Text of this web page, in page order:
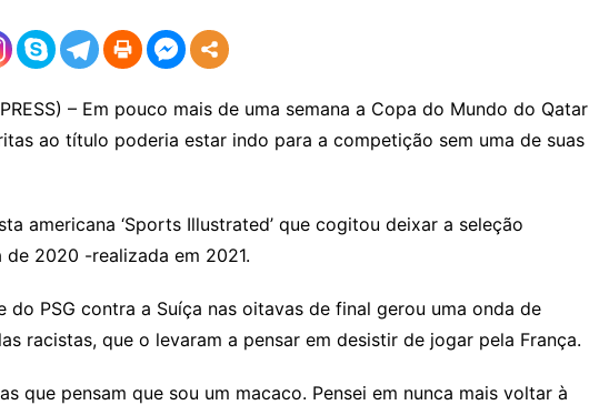
– Em pouco mais de uma semana a Copa do Mundo do Qatar
ao título poderia estar indo para a competição sem uma de suas
americana ‘Sports Illustrated’ que cogitou deixar a seleção
2020 -realizada em 2021.
do PSG contra a Suíça nas oitavas de final gerou uma onda de
racistas, que o levaram a pensar em desistir de jogar pela França.
que pensam que sou um macaco. Pensei em nunca mais voltar à